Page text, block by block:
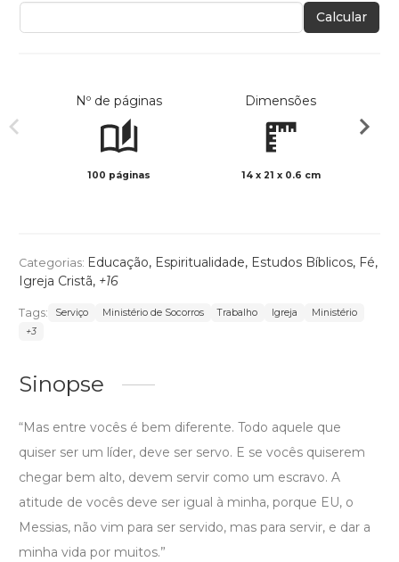
Calcular
Nº de páginas
100 páginas
Dimensões
14 x 21 x 0.6 cm
Categorias: Educação, Espiritualidade, Estudos Bíblicos, Fé,
Igreja Cristã, +16
Tags: Serviço Ministério de Socorros Trabalho Igreja
Ministério
+3
Sinopse
“Mas entre vocês é bem diferente. Todo aquele que
quiser ser um líder, deve ser servo. E se vocês quiserem
chegar bem alto, devem servir como um escravo. A
atitude de vocês deve ser igual à minha, porque EU, o
Messias, não vim para ser servido, mas para servir, e dar a
minha vida por muitos.”